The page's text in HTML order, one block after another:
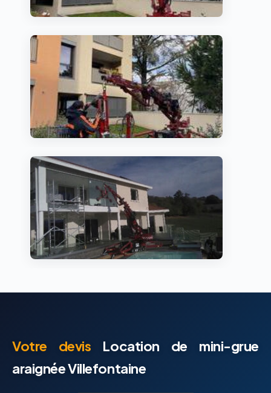
Votre devis Location de mini-grue
araignée Villefontaine